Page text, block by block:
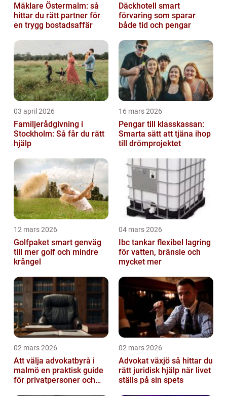
Mäklare Östermalm: så
hittar du rätt partner för
en trygg bostadsaffär
Däckhotell smart
förvaring som sparar
både tid och pengar
03 april 2026
Familjerådgivning i
Stockholm: Så får du rätt
hjälp
16 mars 2026
Pengar till klasskassan:
Smarta sätt att tjäna ihop
till drömprojektet
12 mars 2026
Golfpaket smart genväg
till mer golf och mindre
krångel
04 mars 2026
Ibc tankar flexibel lagring
för vatten, bränsle och
mycket mer
02 mars 2026
Att välja advokatbyrå i
malmö en praktisk guide
för privatpersoner och
02 mars 2026
Advokat växjö så hittar du
rätt juridisk hjälp när livet
ställs på sin spets